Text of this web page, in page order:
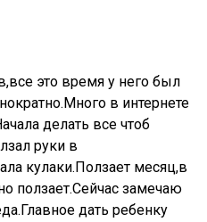
это время у него был
в интернете
делать все чтоб
руки в
кулаки.Ползает месяц,в
ползает.Сейчас замечаю
дать ребенку